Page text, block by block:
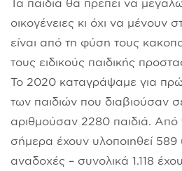
Τα παιδιά θα πρέπει να
οικογένειες κι όχι να μένουν
είναι από τη φύση τους
τους ειδικούς παιδικής
Το 2020 καταγράψαμε για
των παιδιών που διαβιούσαν
αριθμούσαν 2280 παιδιά. Από
σήμερα έχουν υλοποιηθεί 589
αναδοχές – συνολικά 1.118